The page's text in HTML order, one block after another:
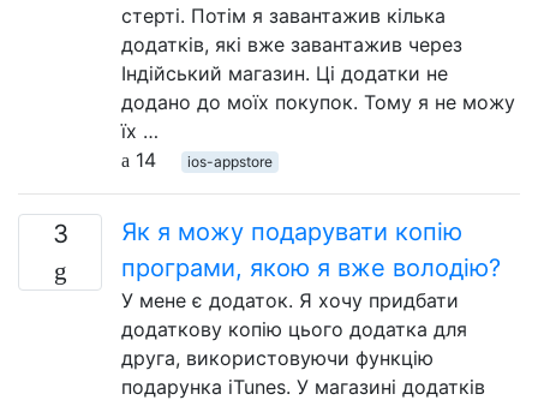
стерті. Потім я завантажив кілька
додатків, які вже завантажив через
Індійський магазин. Ці додатки не
додано до моїх покупок. Тому я не можу
їх …
14
ios-appstore
3
Як я можу подарувати копію
програми, якою я вже володію?
У мене є додаток. Я хочу придбати
додаткову копію цього додатка для
друга, використовуючи функцію
подарунка iTunes. У магазині додатків